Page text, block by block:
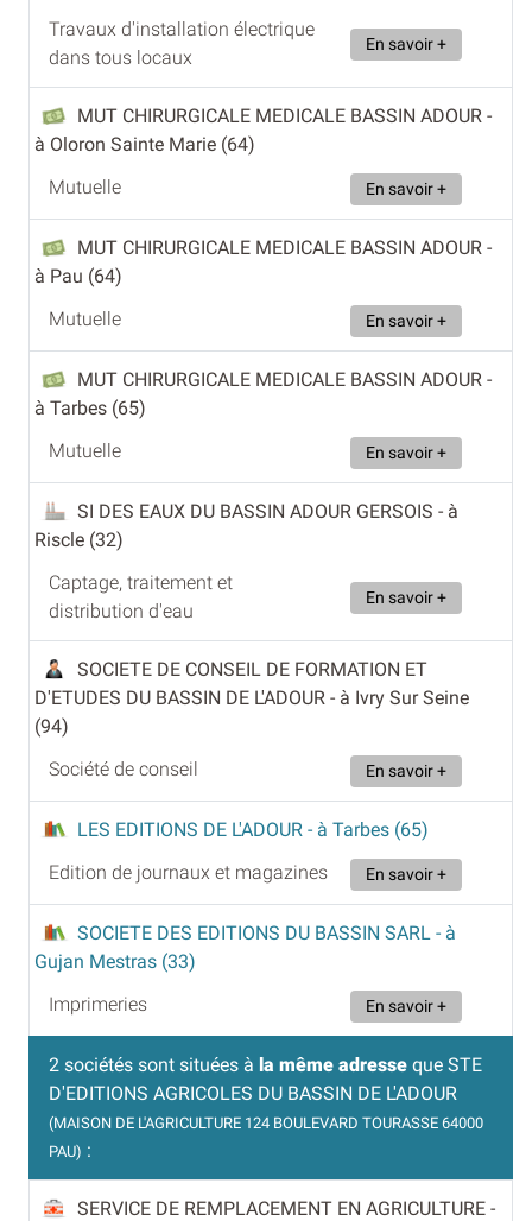
Travaux d'installation électrique
dans tous locaux
En savoir +
MUT CHIRURGICALE MEDICALE BASSIN ADOUR -
à Oloron Sainte Marie (64)
Mutuelle
En savoir +
MUT CHIRURGICALE MEDICALE BASSIN ADOUR -
à Pau (64)
Mutuelle
En savoir +
MUT CHIRURGICALE MEDICALE BASSIN ADOUR -
à Tarbes (65)
Mutuelle
En savoir +
SI DES EAUX DU BASSIN ADOUR GERSOIS - à
Riscle (32)
Captage, traitement et
distribution d'eau
En savoir +
SOCIETE DE CONSEIL DE FORMATION ET
D'ETUDES DU BASSIN DE L'ADOUR - à Ivry Sur Seine
(94)
Société de conseil
En savoir +
LES EDITIONS DE L'ADOUR - à Tarbes (65)
Edition de journaux et magazines
En savoir +
SOCIETE DES EDITIONS DU BASSIN SARL - à
Gujan Mestras (33)
Imprimeries
En savoir +
2 sociétés sont situées à la même adresse que STE
D'EDITIONS AGRICOLES DU BASSIN DE L'ADOUR
(MAISON DE L'AGRICULTURE 124 BOULEVARD TOURASSE 64000
PAU) :
SERVICE DE REMPLACEMENT EN AGRICULTURE -